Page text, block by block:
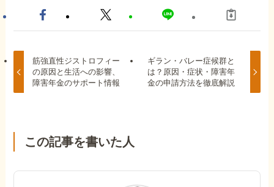
筋強直性ジストロフィー
の原因と生活への影響、
障害年金のサポート情報
ギラン・バレー症候群と
は？原因・症状・障害年
金の申請方法を徹底解説
この記事を書いた人